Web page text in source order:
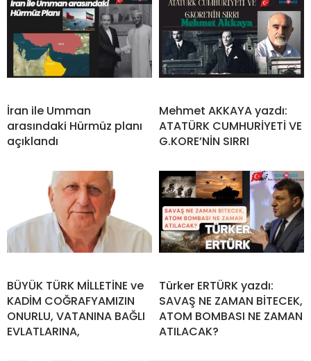
İran ile Umman
arasındaki Hürmüz planı
açıklandı
Mehmet AKKAYA yazdı:
ATATÜRK CUMHURİYETİ VE
G.KORE’NİN SIRRI
BÜYÜK TÜRK MİLLETİNE ve
KADİM COĞRAFYAMIZIN
ONURLU, VATANINA BAĞLI
EVLATLARINA,
Türker ERTÜRK yazdı:
SAVAŞ NE ZAMAN BİTECEK,
ATOM BOMBASI NE ZAMAN
ATILACAK?